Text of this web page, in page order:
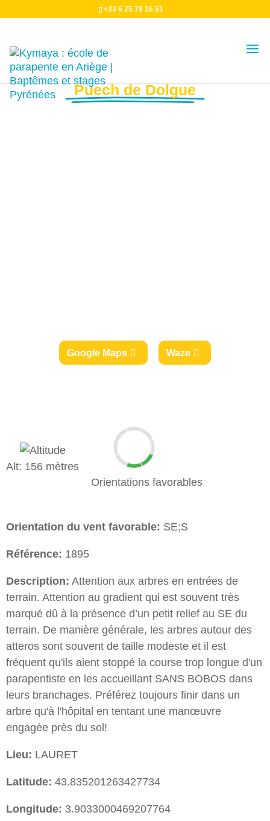
+33 6 25 79 16 51
Atterrissage
Puech de Dolgue
Google Maps Waze
Alt: 156 mètres
Orientations favorables
Orientation du vent favorable: SE;S
Référence: 1895
Description: Attention aux arbres en entrées de
terrain. Attention au gradient qui est souvent très
marqué dû à la présence d’un petit relief au SE du
terrain. De manière générale, les arbres autour des
atteros sont souvent de taille modeste et il est
fréquent qu'ils aient stoppé la course trop longue d'un
parapentiste en les accueillant SANS BOBOS dans
leurs branchages. Préférez toujours finir dans un
arbre qu'à l'hôpital en tentant une manœuvre
engagée près du sol!
Lieu: LAURET
Latitude: 43.835201263427734
Longitude: 3.9033000469207764